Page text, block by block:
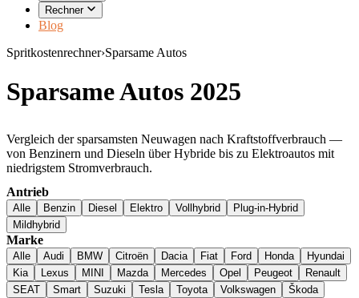
Rechner
Blog
Spritkostenrechner›Sparsame Autos
Sparsame Autos 2025
Vergleich der sparsamsten Neuwagen nach Kraftstoffverbrauch —
von Benzinern und Dieseln über Hybride bis zu Elektroautos mit
niedrigstem Stromverbrauch.
Antrieb
Alle Benzin Diesel Elektro Vollhybrid
Plug-in-Hybrid
Mildhybrid
Marke
Alle Audi BMW Citroën Dacia Fiat Ford Honda
Hyundai
Kia
Lexus MINI Mazda Mercedes Opel Peugeot
Renault
SEAT
Smart Suzuki Tesla Toyota Volkswagen Škoda